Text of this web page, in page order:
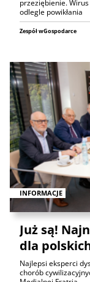
przeziębienie. Wirus
odlegle powikłania
Zespół wGospodarce
INFORMACJE
Już są!
dla
Najlepsi eksperci
chorób